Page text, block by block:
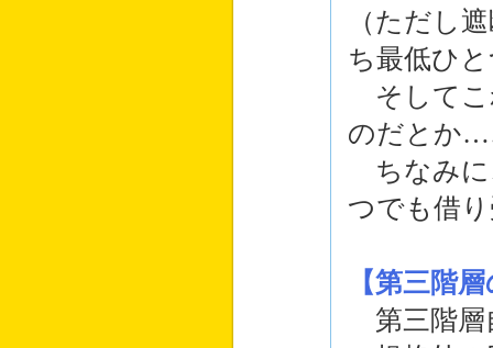
（ただし
ち最低ひ
そしてこ
のだとか
ちなみに
つでも借
【第三階
第三階層